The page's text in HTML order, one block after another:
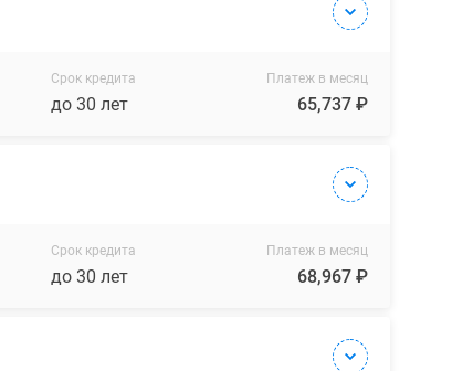
Срок кредита
до 30 лет
Платеж в месяц
65,737 ₽
Срок кредита
до 30 лет
Платеж в месяц
68,967 ₽